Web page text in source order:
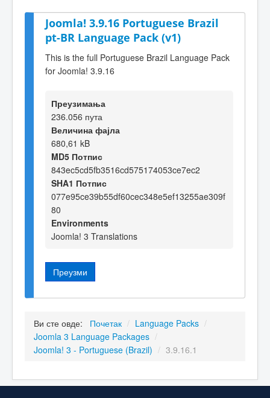
Joomla! 3.9.16 Portuguese Brazil
pt-BR Language Pack (v1)
This is the full Portuguese Brazil Language Pack
for Joomla! 3.9.16
Преузимања
236.056 пута
Величина фајла
680,61 kB
MD5 Потпис
843ec5cd5fb3516cd575174053ce7ec2
SHA1 Потпис
077e95ce39b55df60cec348e5ef13255ae309f
80
Environments
Joomla! 3 Translations
Преузми
Ви сте овде: Почетак / Language Packs /
Joomla 3 Language Packages /
Joomla! 3 - Portuguese (Brazil) / 3.9.16.1